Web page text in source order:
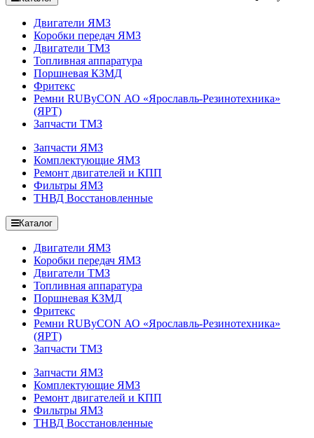
Двигатели ЯМЗ
Коробки передач ЯМЗ
Двигатели ТМЗ
Топливная аппаратура
Поршневая КЗМД
Фритекс
Ремни RUByCON АО «Ярославль-Резинотехника»
(ЯРТ)
Запчасти ТМЗ
Запчасти ЯМЗ
Комплектующие ЯМЗ
Ремонт двигателей и КПП
Фильтры ЯМЗ
ТНВД Восстановленные
Каталог
Двигатели ЯМЗ
Коробки передач ЯМЗ
Двигатели ТМЗ
Топливная аппаратура
Поршневая КЗМД
Фритекс
Ремни RUByCON АО «Ярославль-Резинотехника»
(ЯРТ)
Запчасти ТМЗ
Запчасти ЯМЗ
Комплектующие ЯМЗ
Ремонт двигателей и КПП
Фильтры ЯМЗ
ТНВД Восстановленные